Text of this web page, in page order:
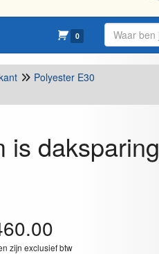
0
Polyester E30
is daksparing
zijn exclusief btw